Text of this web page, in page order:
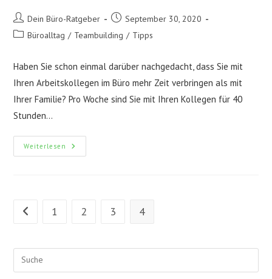
Beitrags-
Autor:
Dein Büro-Ratgeber
Beitrag
veröffentlicht:
September 30, 2020
Beitrags-
Büroalltag / Teambuilding / Tipps
Haben Sie schon einmal darüber nachgedacht, dass Sie mit
Ihren Arbeitskollegen im Büro mehr Zeit verbringen als mit
Ihrer Familie? Pro Woche sind Sie mit Ihren Kollegen für 40
Stunden…
Weiterlesen Tipps
Für
Gehe zur vorherigen Seite
1 2 3 4